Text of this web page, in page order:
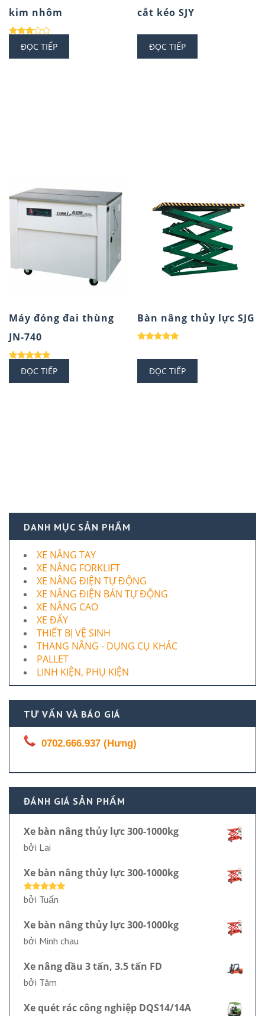
kim nhôm
Được
hạng
ĐỌC TIẾP
cắt kéo SJY
ĐỌC TIẾP
Máy đóng đai thùng
JN-740
Được xếp
hạng
5.00
ĐỌC TIẾP
Bàn nâng thủy lực SJG
5 sao
ĐỌC TIẾP
DANH MỤC SẢN PHẨM
XE NÂNG TAY
XE NÂNG FORKLIFT
XE NÂNG ĐIỆN TỰ ĐỘNG
XE NÂNG ĐIỆN BÁN TỰ ĐỘNG
XE NÂNG CAO
XE ĐẨY
THIẾT BỊ VỆ SINH
THANG NÂNG - DỤNG CỤ KHÁC
PALLET
LINH KIỆN, PHỤ KIỆN
TƯ VẤN VÀ BÁO GIÁ
0702.666.937 (Hưng)
ĐÁNH GIÁ SẢN PHẨM
Xe bàn nâng thủy lực 300-1000kg
bởi Lai
Xe bàn nâng thủy lực 300-1000kg
Được xếp
hạng55
bởi Tuấn
Xe bàn nâng thủy lực 300-1000kg
bởi Minh chau
Xe nâng dầu 3 tấn, 3.5 tấn FD
bởi Tâm
Xe quét rác công nghiệp DQS14/14A